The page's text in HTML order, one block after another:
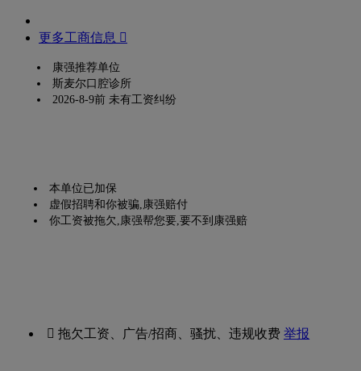
更多工商信息 
康强推荐单位
斯麦尔口腔诊所
2026-8-9前 未有工资纠纷
本单位已加保
虚假招聘和你被骗,康强赔付
你工资被拖欠,康强帮您要,要不到康强赔
 拖欠工资、广告/招商、骚扰、违规收费举报